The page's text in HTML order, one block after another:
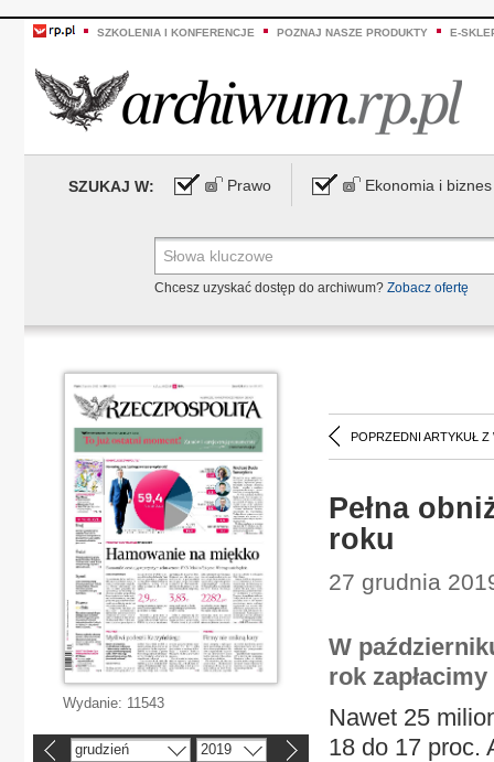
SZKOLENIA I KONFERENCJE POZNAJ NASZE PRODUKTY E-
SZUKAJ W: Prawo Ekonomia i biznes
Chcesz uzyskać dostęp do archiwum? Zobacz ofertę
POPRZEDNI ARTYKUŁ Z
Pełna
roku
27 grudnia
W
rok
Nawet 25
18 do 17 proc.
Wydanie: 11543
grudzień 2019